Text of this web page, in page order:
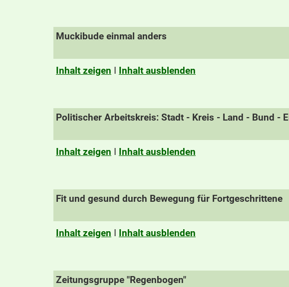
Muckibude einmal anders
Inhalt zeigen I Inhalt ausblenden
Politischer Arbeitskreis: Stadt - Kreis - Land - Bund -
Inhalt zeigen I Inhalt ausblenden
Fit und gesund durch Bewegung für Fortgeschrittene
Inhalt zeigen I Inhalt ausblenden
Zeitungsgruppe "Regenbogen"